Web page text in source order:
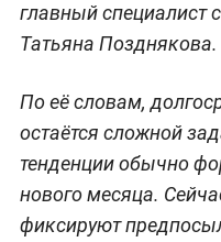
главный специалист
Татьяна Позднякова.
По её словам,
остаётся сложной
тенденции обычно
нового месяца.
фиксируют